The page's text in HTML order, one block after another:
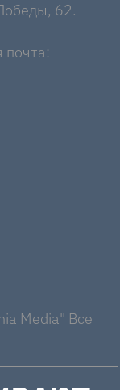
62.
Media" Все